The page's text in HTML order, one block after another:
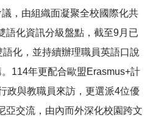
，由組織面凝聚全校國際化共
語化資訊分級盤點，截至9月已
化，並持續辦理職員英語口說
114年更配合歐盟Erasmus+計
政與教職員來訪，更選派4位優
亞交流，由內而外深化校園跨文